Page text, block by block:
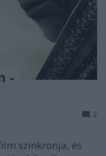
-
2
szinkronja, és